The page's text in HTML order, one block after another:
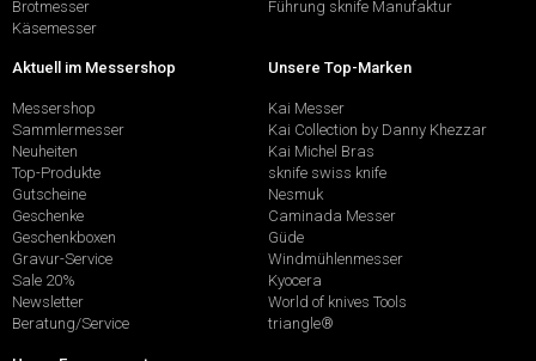
Brotmesser
Käsemesser
Führung sknife Manufaktur
Aktuell im Messershop
Messershop
Sammlermesser
Neuheiten
Top-Produkte
Gutscheine
Geschenke
Geschenkboxen
Gravur-Service
Sale 20%
Newsletter
Beratung/Service
Unsere Top-Marken
Kai Messer
Kai Collection by Danny Khezzar
Kai Michel Bras
sknife swiss knife
Nesmuk
Caminada Messer
Güde
Windmühlenmesser
Kyocera
World of knives Tools
triangle®